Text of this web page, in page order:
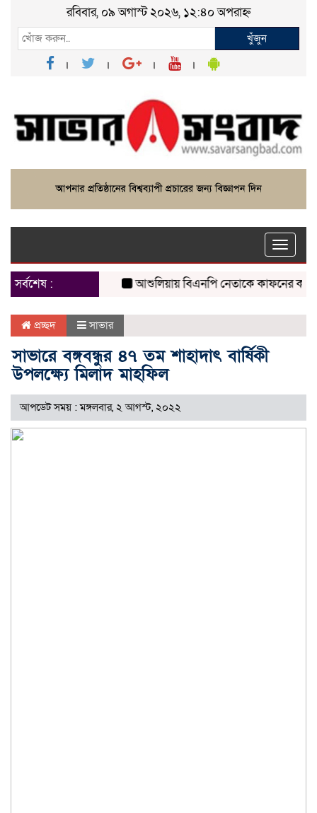
রবিবার, ০৯ অগাস্ট ২০২৬, ১২:৪০ অপরাহ্ন
খুঁজুন
Toggle
সর্বশেষ :
আশুলিয়ায় বিএনপি নেতাকে কাফনের কাপড়
প্রচ্ছদ সাভার
সাভারে বঙ্গবন্ধুর ৪৭ তম শাহাদাৎ বার্ষিকী
উপলক্ষ্যে মিলাদ মাহফিল
আপডেট সময় : মঙ্গলবার, ২ আগস্ট, ২০২২